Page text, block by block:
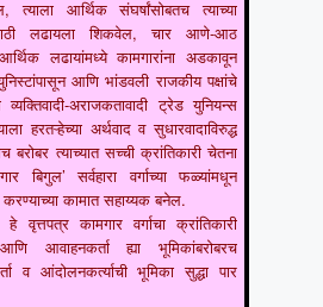
त्याला आर्थिक संघर्षांसोबतच त्याच्या
लढायला शिकवेल, चार आणे-आठ
लढायांमध्ये कामगारांना अडकावून
आणि भांडवली राजकीय पक्षांचे
अराजकतावादी ट्रेड युनियन्स
हरतऱ्हेच्या अर्थवाद व सुधारवादाविरुद्ध
त्याच्यात सच्ची क्रांतिकारी चेतना
बिगुल’ सर्वहारा वर्गाच्या फळ्यांमधून
कामात सहाय्यक बनेल.
हे वृत्तपत्र कामगार वर्गाचा क्रांतिकारी
आवाहनकर्ता ह्या भूमिकांबरोबरच
व आंदोलनकर्त्याची भूमिका सुद्धा पार